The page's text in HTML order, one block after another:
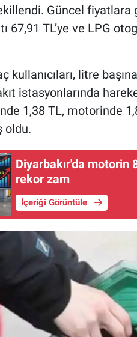
Güncel fiyatlara
TL’ye ve LPG
kullanıcıları, litre
istasyonlarında
1,38 TL, motorinde
oldu.
Diyarbakır'da motorin
rekor zam
İçeriği Görüntüle